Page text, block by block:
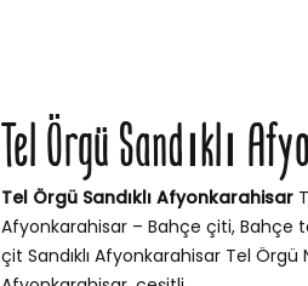
Tel Örgü Sandıklı
Tel Örgü Sandıklı Afyonkarahisar
Afyonkarahisar – Bahçe çiti, Bahçe
çit Sandıklı Afyonkarahisar Tel Örgü